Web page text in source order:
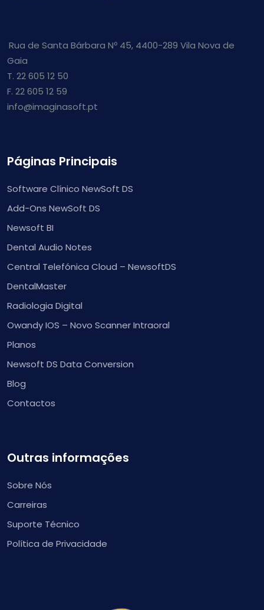
Rua de Santa Bárbara Nº 45, 4400-289 Vila Nova de
Gaia
T. 22 605 12 50
F. 22 605 12 59
info@imaginasoft.pt
Páginas Principais
Software Clínico NewSoft DS
Add-Ons NewSoft DS
Newsoft BI
Dental Audio Notes
Central Telefónica Cloud – NewsoftDS
DentalMaster
Radiologia Digital
Owandy IOS – Novo Scanner Intraoral
Planos
Newsoft DS Data Conversion
Blog
Contactos
Outras informações
Sobre Nós
Carreiras
Suporte Técnico
Política de Privacidade